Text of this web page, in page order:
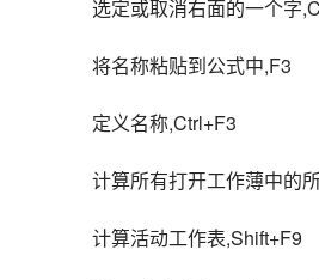
选定或取消右面的一个字
将名称粘贴到公式中,F3
定义名称,Ctrl+F3
计算所有打开工作薄中的
计算活动工作表,Shift+F9